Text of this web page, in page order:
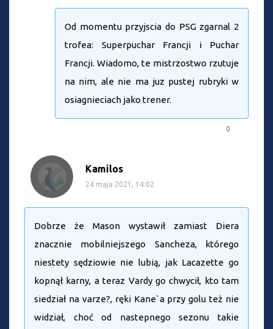
Od momentu przyjscia do PSG zgarnal 2
trofea: Superpuchar Francji i Puchar
Francji. Wiadomo, te mistrzostwo rzutuje
na nim, ale nie ma juz pustej rubryki w
osiagnieciach jako trener.
0
Kamilos
24 maja 2021, 14:02
Dobrze że Mason wystawił zamiast Diera
znacznie mobilniejszego Sancheza, którego
niestety sędziowie nie lubią, jak Lacazette go
kopnął karny, a teraz Vardy go chwycił, kto tam
siedział na varze?, ręki Kane`a przy golu też nie
widział, choć od nastepnego sezonu takie